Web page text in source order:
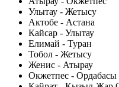
Улытау - Жетысу
Актобе - Астана
Кайсар - Улытау
Елимай - Туран
Тобол - Жетысу
Женис - Атырау
Окжетпес - Ордабасы